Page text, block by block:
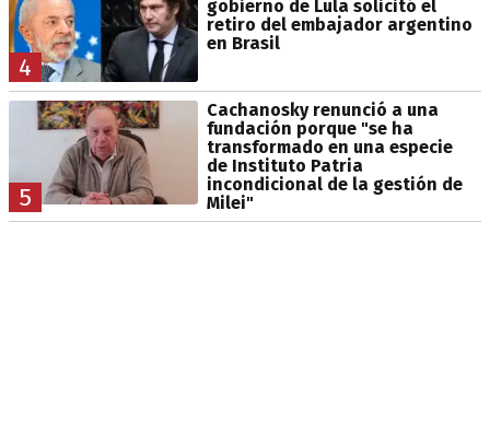
4
gobierno de Lula solicitó el
retiro del embajador argentino
en Brasil
5
Cachanosky renunció a una
fundación porque "se ha
transformado en una especie
de Instituto Patria
incondicional de la gestión de
Milei"